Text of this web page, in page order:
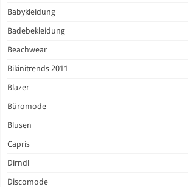
Babykleidung
Badebekleidung
Beachwear
Bikinitrends 2011
Blazer
Büromode
Blusen
Capris
Dirndl
Discomode